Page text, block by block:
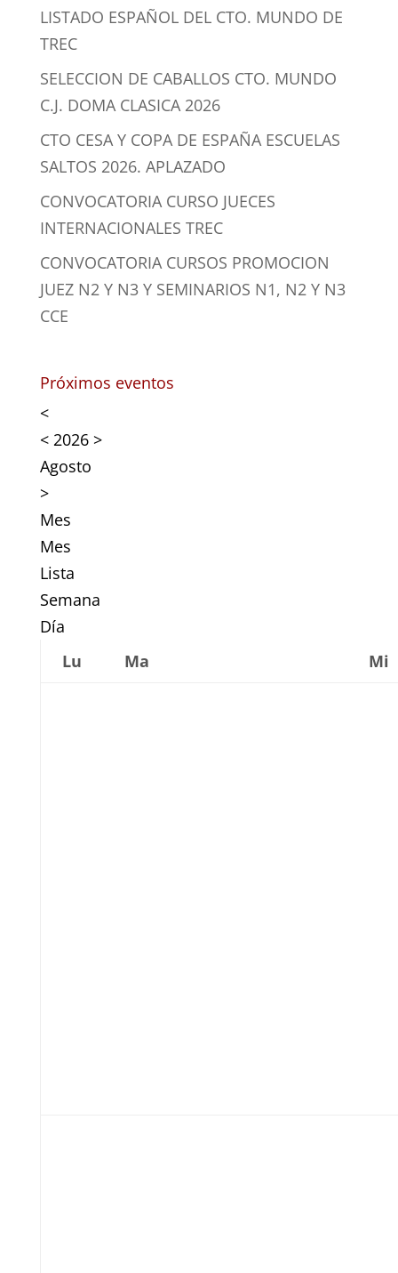
LISTADO ESPAÑOL DEL CTO. MUNDO DE
TREC
SELECCION DE CABALLOS CTO. MUNDO
C.J. DOMA CLASICA 2026
CTO CESA Y COPA DE ESPAÑA ESCUELAS
SALTOS 2026. APLAZADO
CONVOCATORIA CURSO JUECES
INTERNACIONALES TREC
CONVOCATORIA CURSOS PROMOCION
JUEZ N2 Y N3 Y SEMINARIOS N1, N2 Y N3
CCE
Próximos eventos
<
<2026 >
Agosto
>
Mes
Mes
Lista
Semana
Día
Lu
Ma Mi